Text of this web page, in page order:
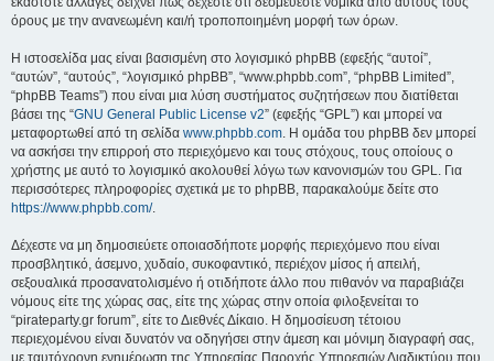
όρους με την ανανεωμένη και/ή τροποποιημένη μορφή των όρων.
Η ιστοσελίδα μας είναι βασισμένη στο λογισμικό phpBB (εφεξής “αυτοί”,
“αυτών”, “αυτούς”, “λογισμικό phpBB”, “www.phpbb.com”, “phpBB Limited”,
“phpBB Teams”) που είναι μια λύση συστήματος συζητήσεων που διατίθεται
βάσει της “GNU General Public License v2” (εφεξής “GPL”) και μπορεί να
μεταφορτωθεί από τη σελίδα www.phpbb.com. Η ομάδα του phpBB δεν μπορεί
να ασκήσει την επιρροή στο περιεχόμενο και τους στόχους, τους οποίους ο
χρήστης με αυτό το λογισμικό ακολουθεί λόγω των κανονισμών του GPL. Για
περισσότερες πληροφορίες σχετικά με το phpBB, παρακαλούμε δείτε στο
https://www.phpbb.com/.
Δέχεστε να μη δημοσιεύετε οποιασδήποτε μορφής περιεχόμενο που είναι
προσβλητικό, άσεμνο, χυδαίο, συκοφαντικό, περιέχον μίσος ή απειλή,
σεξουαλικά προσανατολισμένο ή οτιδήποτε άλλο που πιθανόν να παραβιάζει
νόμους είτε της χώρας σας, είτε της χώρας στην οποία φιλοξενείται το
“pirateparty.gr forum”, είτε το Διεθνές Δίκαιο. Η δημοσίευση τέτοιου
περιεχομένου είναι δυνατόν να οδηγήσει στην άμεση και μόνιμη διαγραφή σας,
με ταυτόχρονη ενημέρωση της Υπηρεσίας Παροχής Υπηρεσιών Διαδικτύου που